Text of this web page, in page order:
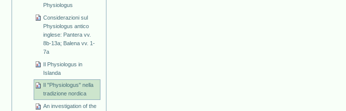
Physiologus
Considerazioni sul
Physiologus antico
inglese: Pantera vv.
8b-13a; Balena vv. 1-
7a
Il Physiologus in
Islanda
Il "Physiologus" nella
tradizione nordica
An investigation of the